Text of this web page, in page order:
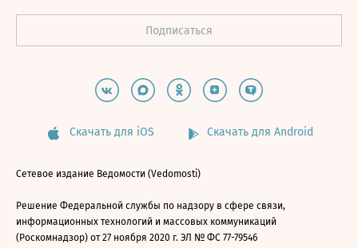
Скачать для iOS Скачать для Android
Сетевое издание Ведомости (Vedomosti)
Решение Федеральной службы по надзору в сфере связи,
информационных технологий и массовых коммуникаций
(Роскомнадзор) от 27 ноября 2020 г. ЭЛ № ФС 77-79546